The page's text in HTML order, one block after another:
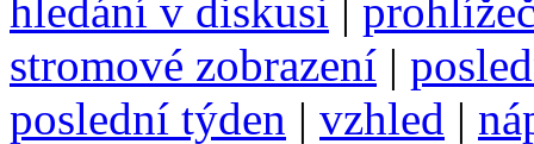
stromové zobrazení |
poslední týden | vzhled |